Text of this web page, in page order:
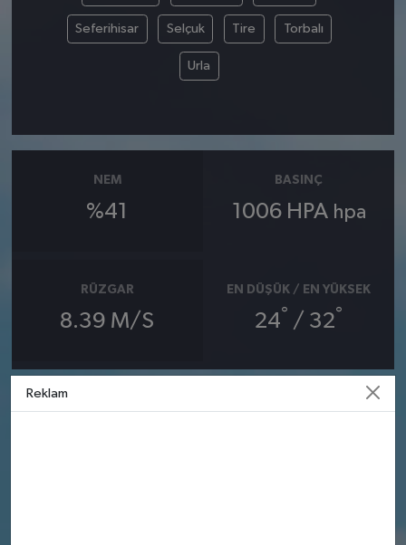
Seferihisar Selçuk Tire Torbalı
Urla
NEM
%41
BASINÇ
1006 HPA hpa
RÜZGAR
8.39 M/S
EN DÜŞÜK / EN YÜKSEK
24° / 32°
09 AĞUSTOS 10 AĞUSTOS
Reklam